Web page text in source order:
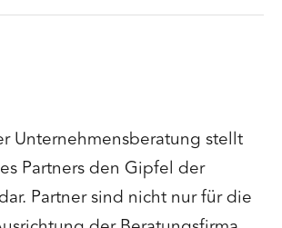
Unternehmensberatung stellt
Partners den Gipfel der
Partner sind nicht nur für die